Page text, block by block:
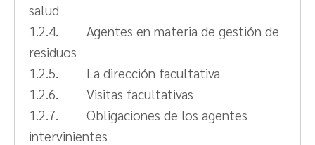
salud
1.2.4. Agentes en materia de gestión de
residuos
1.2.5. La dirección facultativa
1.2.6. Visitas facultativas
1.2.7. Obligaciones de los agentes
intervinientes